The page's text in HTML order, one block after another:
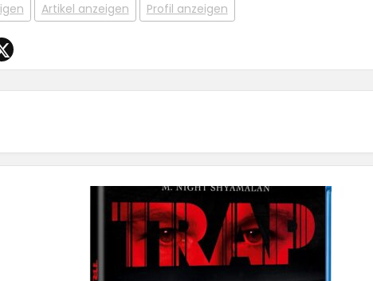
Artikel anzeigen Profil anzeigen